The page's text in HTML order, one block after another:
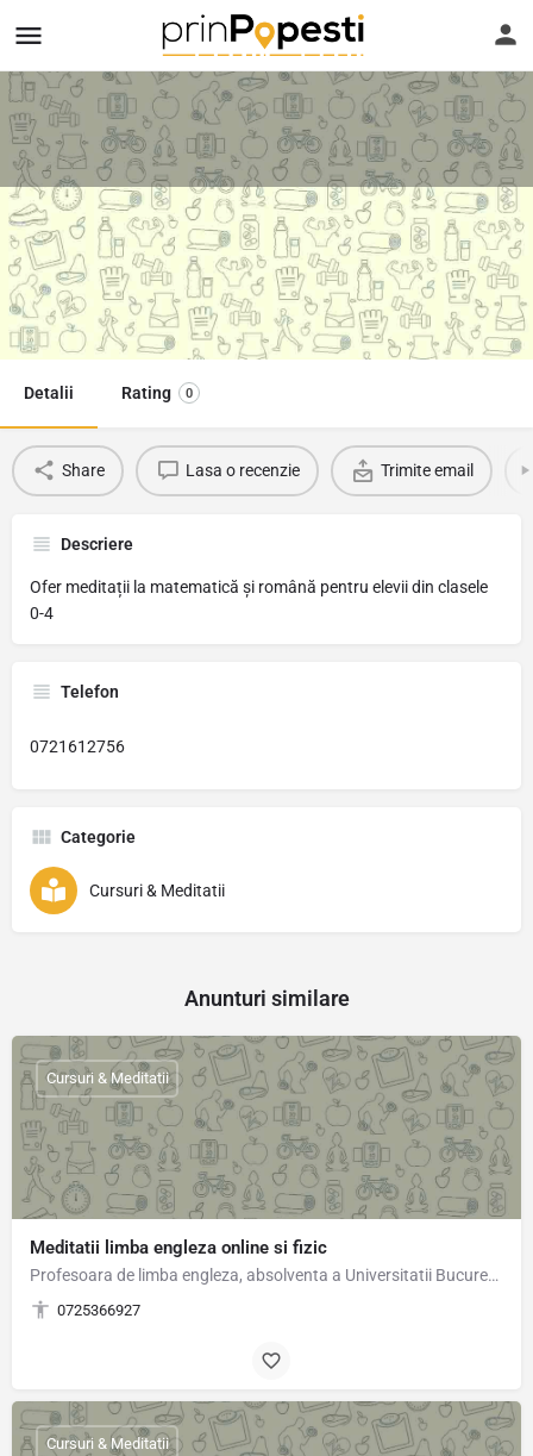
Ofer meditații la matematică și
română - Andra
Telefon
0721612756 Suna Favorit
Detalii Rating 0
Share Lasa o recenzie Trimite email
Descriere
Ofer meditații la matematică și română pentru elevii din clasele
0-4
Telefon
0721612756
Categorie
Cursuri & Meditatii
Anunturi similare
Meditatii limba engleza online si fizic
Profesoara de limba engleza, absolventa a Universitatii Bucuresti,ofer lectii de limba engleza preferabil…
0725366927
Cursuri & Meditatii
Cursuri & Meditatii